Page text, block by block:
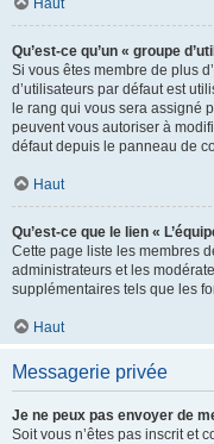
Haut
Qu’est-ce qu’un « groupe
Si vous êtes membre de plus
d’utilisateurs par défaut est
le rang qui vous sera assigné
peuvent vous autoriser à
défaut depuis le panneau de
Haut
Qu’est-ce que le lien «
Cette page liste les membres
administrateurs et les
supplémentaires tels que les
Haut
Messagerie privée
Je ne peux pas envoyer de
Soit vous n’êtes pas inscrit et